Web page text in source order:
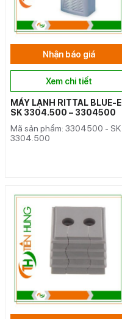
Nhận báo giá
Xem chi tiết
MÁY LẠNH RITTAL BLUE-E
SK 3304.500 – 3304500
Mã sản phẩm: 3304500 - SK
3304.500